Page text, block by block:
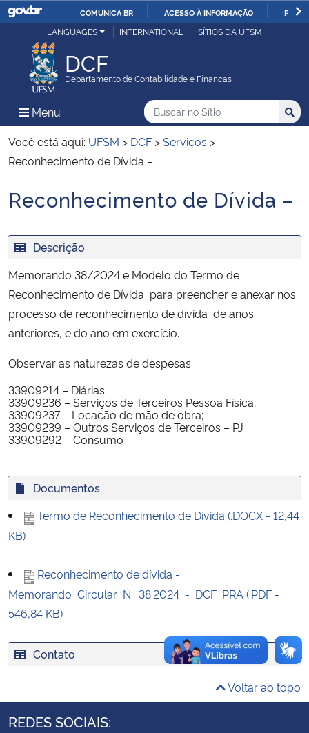
IR
COMUNICA BR ACESSO À INFORMAÇÃO
Ministério da Justiça e Segurança Pública
Ministério da Defesa
Ministério das Relações Exteriores
Ministério da Infraestrutura
Ministério da Agricultura, Pecuária e Abastecimento
Ministério da Cidadania
Ministério da Saúde
Ministério de Minas e Energia
Ministério da Ciência, Tecnologia, Inovações e Comunicações
Ministério do Desenvolvimento Regional
Controladoria-Geral da União
Ministério da Mulher, da Família e dos Direitos Humanos
Secretaria-Geral
Gabinete de Segurança Institucional
LANGUAGES INTERNATIONAL SÍTIOS DA UFSM
DCF
Departamento de Contabilidade e Finanças
Menu Menu Principal do Sítio
Busca
Buscar no no Sítio
Busca:
Você está aqui: UFSM > DCF >Serviços >
Reconhecimento de Dívida –
Início do conteúdo
Reconhecimento de Dívida –
Descrição
Memorando 38/2024 e Modelo do Termo de
Reconhecimento de Dívida para preencher e anexar nos
processo de reconhecimento de dívida de anos
anteriores, e do ano em exercício.
Observar as naturezas de despesas:
33909214 – Diárias
33909236 – Serviços de Terceiros Pessoa Física;
33909237 – Locação de mão de obra;
33909239 – Outros Serviços de Terceiros – PJ
33909292 – Consumo
Documentos
Termo de Reconhecimento de Dívida (.DOCX - 12,44
KB)
Reconhecimento de dívida -
Memorando_Circular_N._38.2024_-_DCF_PRA (.PDF -
546,84 KB)
Contato
Voltar ao topo
REDES SOCIAIS: